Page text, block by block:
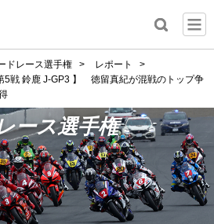
ドレース選手権 > レポート
>
5戦 鈴鹿 J-GP3 】 徳留真紀が混戦のトップ争
ース選手権